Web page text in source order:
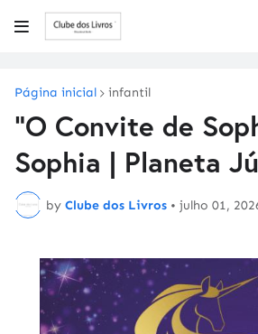
Página inicial infantil
"O Convite de
Sophia | Planeta
by Clube dos Livros • julho 01,